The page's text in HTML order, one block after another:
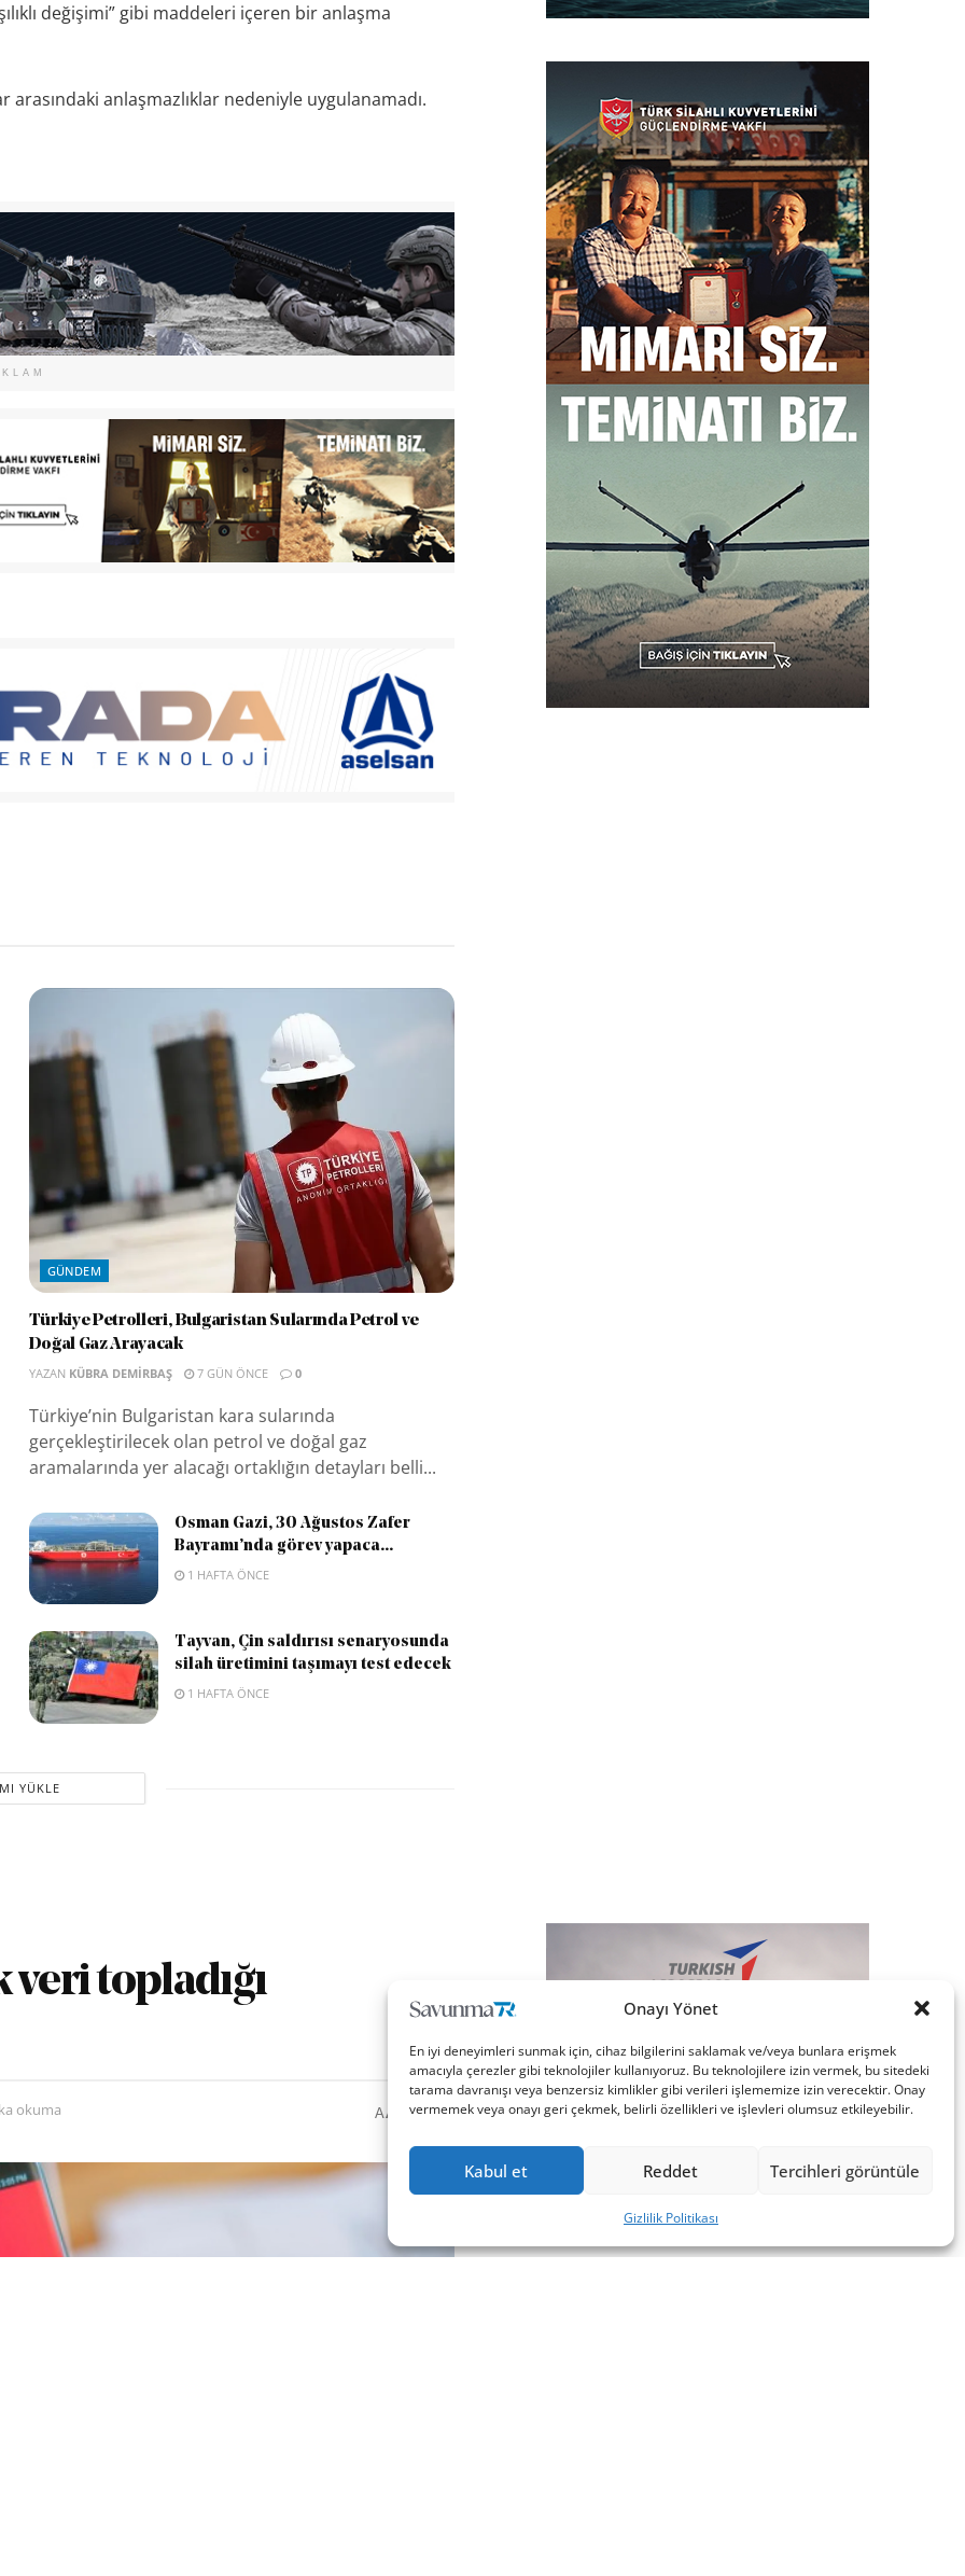
Onayı Yönet
En iyi deneyimleri sunmak için, cihaz bilgilerini saklamak ve/veya bunlara erişmek
amacıyla çerezler gibi teknolojiler kullanıyoruz. Bu teknolojilere izin vermek, bu sitedeki
tarama davranışı veya benzersiz kimlikler gibi verileri işlememize izin verecektir. Onay
vermemek veya onayı geri çekmek, belirli özellikleri ve işlevleri olumsuz etkileyebilir.
Kabul et Reddet Tercihleri görüntüle
Gizlilik Politikası
değişimi” gibi maddeleri içeren bir anlaşma
anlaşmazlıklar nedeniyle uygulanamadı.
GÜNDEM
Türkiye Petrolleri, Bulgaristan Sularında Petrol ve
Doğal Gaz Arayacak
YAZAN KÜBRA DEMIRBAŞ 7 GÜN ÖNCE 0
Türkiye’nin Bulgaristan kara sularında
gerçekleştirilecek olan petrol ve doğal gaz
aramalarında yer alacağı ortaklığın detayları belli...
Osman Gazi, 30 Ağustos Zafer
Bayramı’nda görev yapaca...
1 HAFTA ÖNCE
Tayvan, Çin saldırısı senaryosunda
silah üretimini taşımayı test edecek
1 HAFTA ÖNCE
YÜKLE
topladığı
okuma AA 0